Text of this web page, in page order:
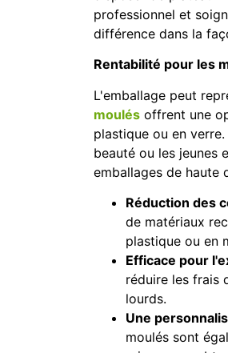
professionnel et
différence dans la
Rentabilité pour les
L'emballage peut
moulés offrent une
plastique ou en
beauté ou les jeunes
emballages de haute
Réduction des
de matériaux
plastique ou en
Efficace pour
réduire les frais
lourds.
Une
moulés sont